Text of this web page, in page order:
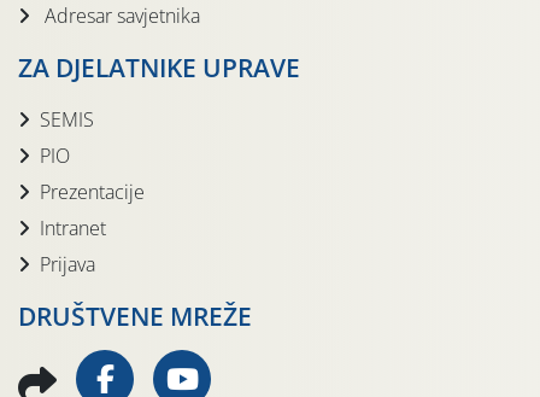
Adresar savjetnika
ZA DJELATNIKE UPRAVE
SEMIS
PIO
Prezentacije
Intranet
Prijava
DRUŠTVENE MREŽE